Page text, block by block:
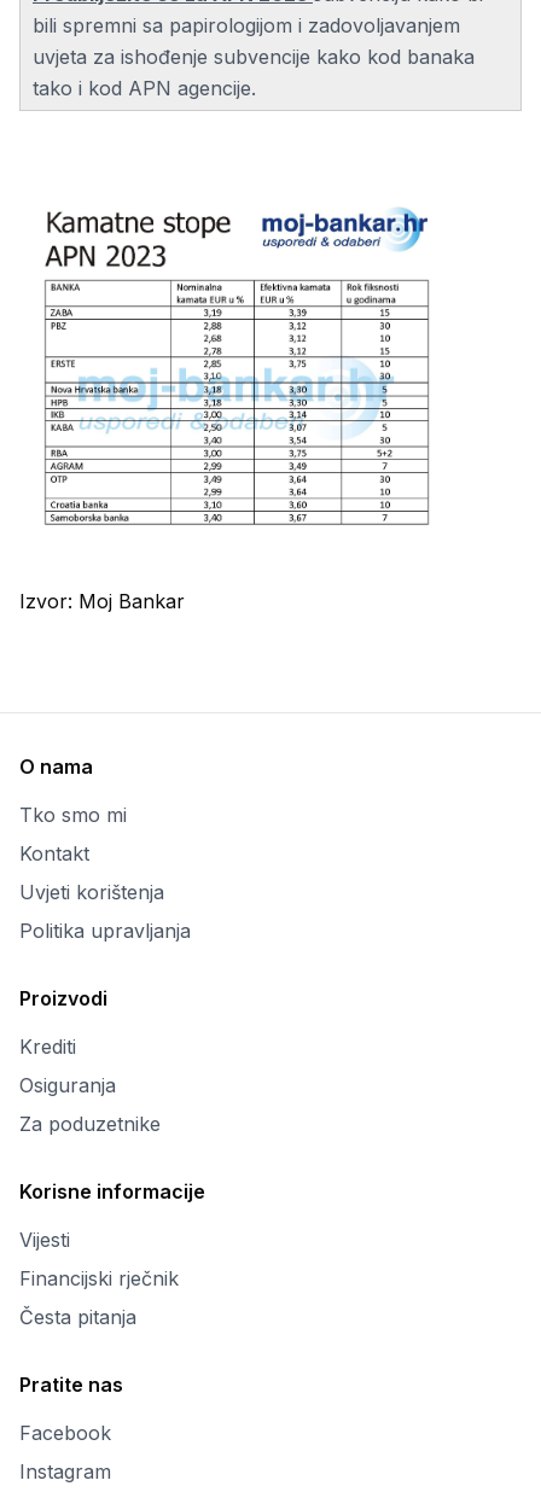
bili spremni sa papirologijom i zadovoljavanjem
uvjeta za ishođenje subvencije kako kod banaka
tako i kod APN agencije.
Izvor: Moj Bankar
O nama
Tko smo mi
Kontakt
Uvjeti korištenja
Politika upravljanja
Proizvodi
Krediti
Osiguranja
Za poduzetnike
Korisne informacije
Vijesti
Financijski rječnik
Česta pitanja
Pratite nas
Facebook
Instagram